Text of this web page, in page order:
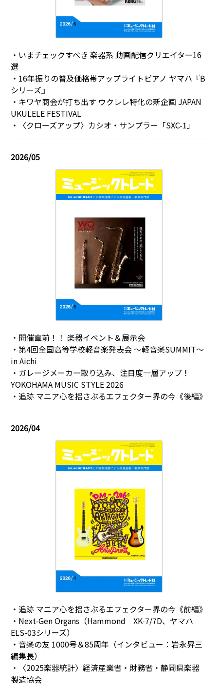
・いまチェックすべき 楽器系 動画配信クリエイター16
選
・16年振りの普及価格帯アップライトピアノ ヤマハ『B
シリーズ』
・キワヤ商会が打ち出す ウクレレ特化の新企画 JAPAN
UKULELE FESTIVAL
・〈クローズアップ〉カシオ・サンプラー「SXC-1」
2026/05
・開催直前！！ 楽器イベント＆展示会
・第4回全国高等学校軽音楽発表会 ～軽音楽SUMMIT～
in Aichi
・ガレージメーカー取り込み、注目度一層アップ！
YOKOHAMA MUSIC STYLE 2026
・追跡 マニア心を揺さぶるエフェクター界の今《後編》
2026/04
・追跡 マニア心を揺さぶるエフェクター界の今《前編》
・Next-Gen Organs（Hammond XK-7/7D、ヤマハ
ELS-03シリーズ）
・音楽の友 1000号＆85周年（インタビュー：岩永昇三
編集長）
・〈2025楽器統計〉経済産業省・財務省・静岡県楽器
製造協会